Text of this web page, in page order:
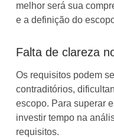
melhor será sua
e a definição do
Falta de clareza
Os requisitos podem
contraditórios,
escopo. Para superar
investir tempo na
requisitos.